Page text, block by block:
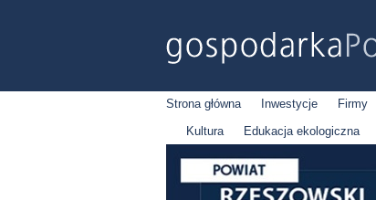
Strona główna Inwestycje Firmy
Kultura
Edukacja ekologiczna